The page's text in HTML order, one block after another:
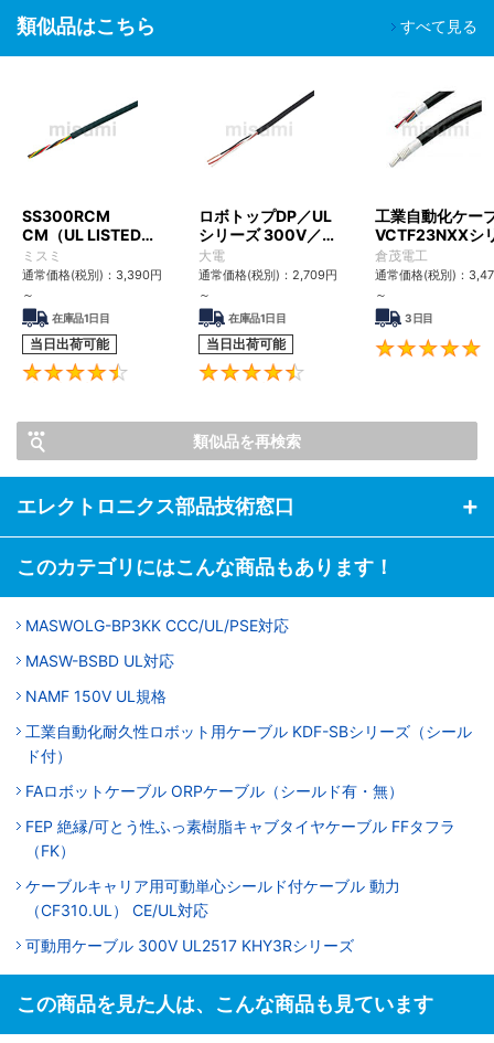
類似品はこちら すべて見る
SS300RCM
CM（UL LISTED規
格・NEPA対応） 小
径
ミスミ
通常価格(税別)： 3,390円
～
在庫品1日目
当日出荷可能
4.6
ロボトップDP／UL
シリーズ 300V／
UL2517
大電
通常価格(税別)： 2,709円
～
在庫品1日目
当日出荷可能
工業自動化ケー
VCTF23NXXシ
ズ（耐震・UL/
対応）
倉茂電工
通常価格(税別)：
～
3日目
類似品を再検索
エレクトロニクス部品技術窓口
このカテゴリにはこんな商品もあります！
MASWOLG-BP3KK CCC/UL/PSE対応
MASW-BSBD UL対応
NAMF 150V UL規格
工業自動化耐久性ロボット用ケーブル KDF-SBシリーズ（シール
ド付）
FAロボットケーブル ORPケーブル（シールド有・無）
FEP 絶縁/可とう性ふっ素樹脂キャブタイヤケーブル FFタフラ
（FK）
ケーブルキャリア用可動単心シールド付ケーブル 動力
（CF310.UL） CE/UL対応
可動用ケーブル 300V UL2517 KHY3Rシリーズ
この商品を見た人は、こんな商品も見ています